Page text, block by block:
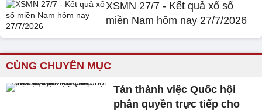
XSMN 27/7 - Kết quả xổ số
miền Nam hôm nay 27/7/2026
CÙNG CHUYÊN MỤC
Tán thành việc Quốc hội
phân quyền trực tiếp cho